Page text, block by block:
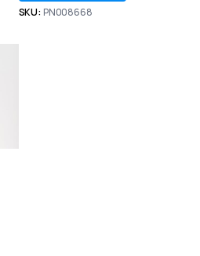
SKU: PN008668